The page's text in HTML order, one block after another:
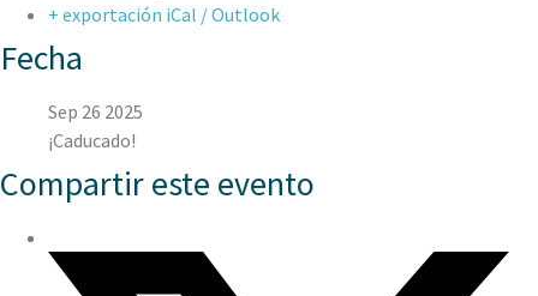
+ exportación iCal / Outlook
Fecha
Sep 26 2025
¡Caducado!
Compartir este evento